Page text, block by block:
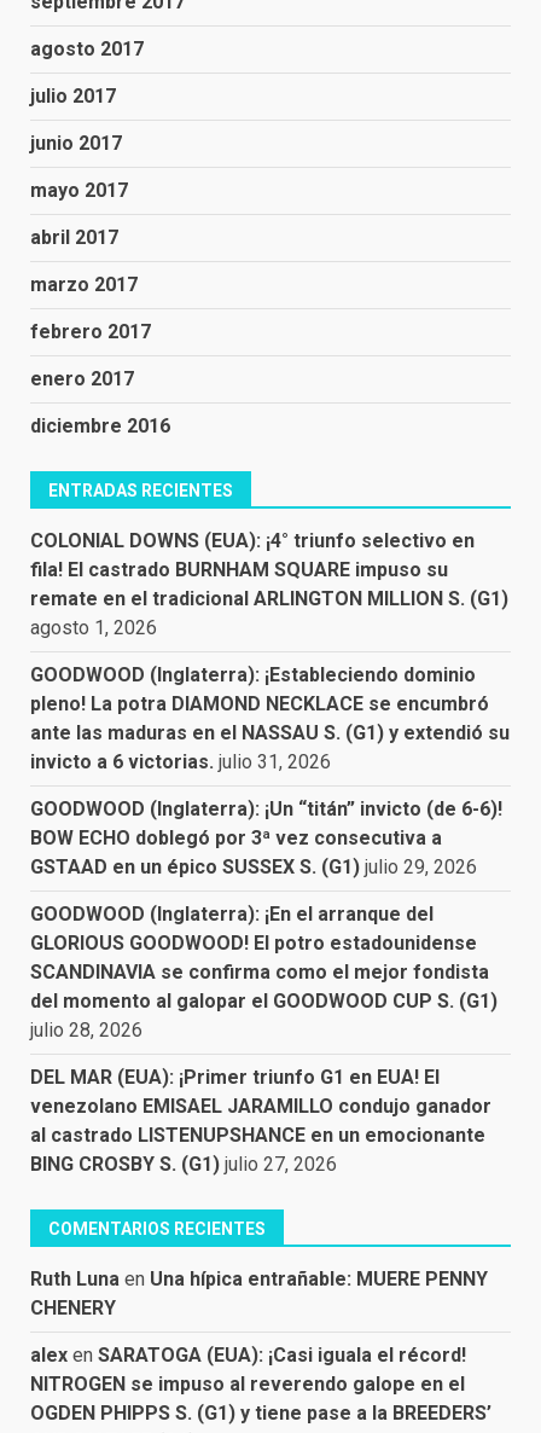
agosto 2017
julio 2017
junio 2017
mayo 2017
abril 2017
marzo 2017
febrero 2017
enero 2017
diciembre 2016
ENTRADAS RECIENTES
COLONIAL DOWNS (EUA): ¡4° triunfo selectivo en
fila! El castrado BURNHAM SQUARE impuso su
remate en el tradicional ARLINGTON MILLION S. (G1)
agosto 1, 2026
GOODWOOD (Inglaterra): ¡Estableciendo dominio
pleno! La potra DIAMOND NECKLACE se encumbró
ante las maduras en el NASSAU S. (G1) y extendió su
invicto a 6 victorias. julio 31, 2026
GOODWOOD (Inglaterra): ¡Un “titán” invicto (de 6-6)!
BOW ECHO doblegó por 3ª vez consecutiva a
GSTAAD en un épico SUSSEX S. (G1) julio 29, 2026
GOODWOOD (Inglaterra): ¡En el arranque del
GLORIOUS GOODWOOD! El potro estadounidense
SCANDINAVIA se confirma como el mejor fondista
del momento al galopar el GOODWOOD CUP S. (G1)
julio 28, 2026
DEL MAR (EUA): ¡Primer triunfo G1 en EUA! El
venezolano EMISAEL JARAMILLO condujo ganador
al castrado LISTENUPSHANCE en un emocionante
BING CROSBY S. (G1) julio 27, 2026
COMENTARIOS RECIENTES
Ruth Luna en Una hípica entrañable: MUERE PENNY
CHENERY
alex en SARATOGA (EUA): ¡Casi iguala el récord!
NITROGEN se impuso al reverendo galope en el
OGDEN PHIPPS S. (G1) y tiene pase a la BREEDERS’